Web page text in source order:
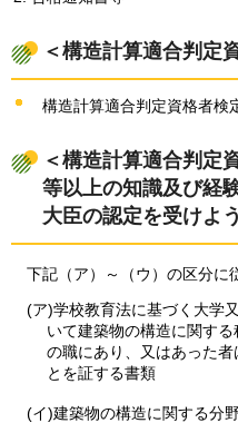
＜構造計算適合判定
構造計算適合判定資格者検
＜構造計算適合判定
等以上の知識及び経
大臣の認定を受けよ
下記 （ア）～（ウ）の区分
(ア)学校教育法に基づく大学
いて建築物の構造に関す
の職にあり、又はあった
とを証する書類
(イ)建築物の構造に関する分